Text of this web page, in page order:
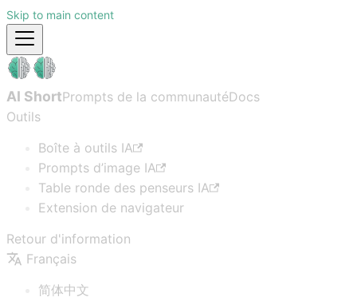
Skip to main content
AI ShortPrompts de la communautéDocs
Outils
Boîte à outils IA
Prompts d’image IA
Table ronde des penseurs IA
Extension de navigateur
Retour d'information
Français
简体中文